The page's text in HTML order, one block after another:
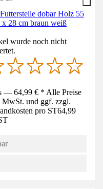
dobar Holz 55
x 28 cm braun weiß
wurde noch nicht
— 64,99 € * Alle Preise
und ggf. zzgl.
pro ST64,99